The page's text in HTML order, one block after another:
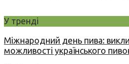
У тренді
Міжнародний день пива:
можливості українського